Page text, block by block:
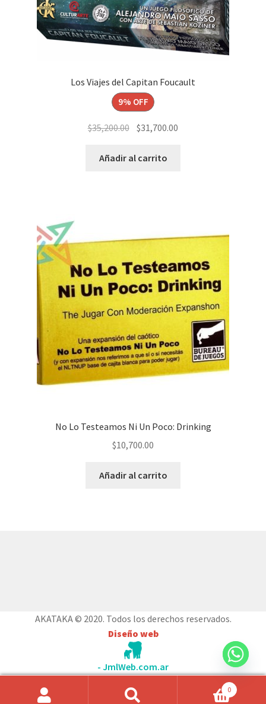
Los Viajes del Capitan Foucault
9% OFF
$35,200.00 El
original
$31,700.00
Añadir al carrito
No Lo Testeamos Ni Un Poco: Drinking
$10,700.00
Añadir al carrito
0
AKATAKA © 2020. Todos los derechos reservados.
Diseño web
- JmlWeb.com.ar